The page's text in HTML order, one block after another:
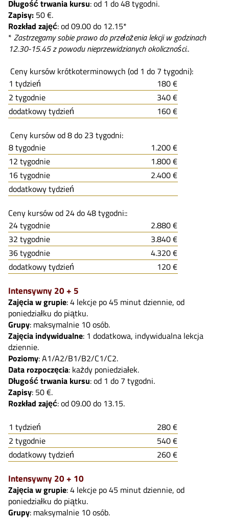
Długość trwania kursu: od 1 do 48 tygodni.
Zapisy: 50 €.
Rozkład zajęć: od 09.00 do 12.15*
* Zastrzegamy sobie prawo do przełożenia lekcji w godzinach
12.30-15.45 z powodu nieprzewidzianych okoliczności..
Ceny kursów krótkoterminowych (od 1 do 7 tygodni):
1 tydzień
180 €
2 tygodnie
340 €
dodatkowy tydzień
160 €
Ceny kursów od 8 do 23 tygodni:
8 tygodnie
1.200 €
12 tygodnie
1.800 €
16 tygodnie
2.400 €
dodatkowy tydzień
Ceny kursów od 24 do 48 tygodni::
24 tygodnie
2.880 €
32 tygodnie
3.840 €
36 tygodnie
4.320 €
dodatkowy tydzień
120 €
Intensywny 20 + 5
Zajęcia w grupie: 4 lekcje po 45 minut dziennie, od
poniedziałku do piątku.
Grupy: maksymalnie 10 osób.
Zajęcia indywidualne: 1 dodatkowa, indywidualna lekcja
dziennie.
Poziomy: A1/A2/B1/B2/C1/C2.
Data rozpoczęcia: każdy poniedziałek.
Długość trwania kursu: od 1 do 7 tygodni.
Zapisy: 50 €.
Rozkład zajęć: od 09.00 do 13.15.
1 tydzień
280 €
2 tygodnie
540 €
dodatkowy tydzień
260 €
Intensywny 20 + 10
Zajęcia w grupie: 4 lekcje po 45 minut dziennie, od
poniedziałku do piątku.
Grupy: maksymalnie 10 osób.